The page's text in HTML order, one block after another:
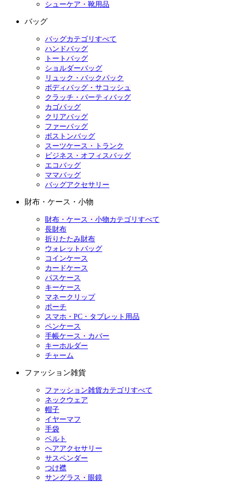
シューケア・靴用品
バッグ
バッグカテゴリすべて
ハンドバッグ
トートバッグ
ショルダーバッグ
リュック・バックパック
ボディバッグ・サコッシュ
クラッチ・パーティバッグ
カゴバッグ
クリアバッグ
ファーバッグ
ボストンバッグ
スーツケース・トランク
ビジネス・オフィスバッグ
エコバッグ
ママバッグ
バッグアクセサリー
財布・ケース・小物
財布・ケース・小物カテゴリすべて
長財布
折りたたみ財布
ウォレットバッグ
コインケース
カードケース
パスケース
キーケース
マネークリップ
ポーチ
スマホ・PC・タブレット用品
ペンケース
手帳ケース・カバー
キーホルダー
チャーム
ファッション雑貨
ファッション雑貨カテゴリすべて
ネックウェア
帽子
イヤーマフ
手袋
ベルト
ヘアアクセサリー
サスペンダー
つけ襟
サングラス・眼鏡